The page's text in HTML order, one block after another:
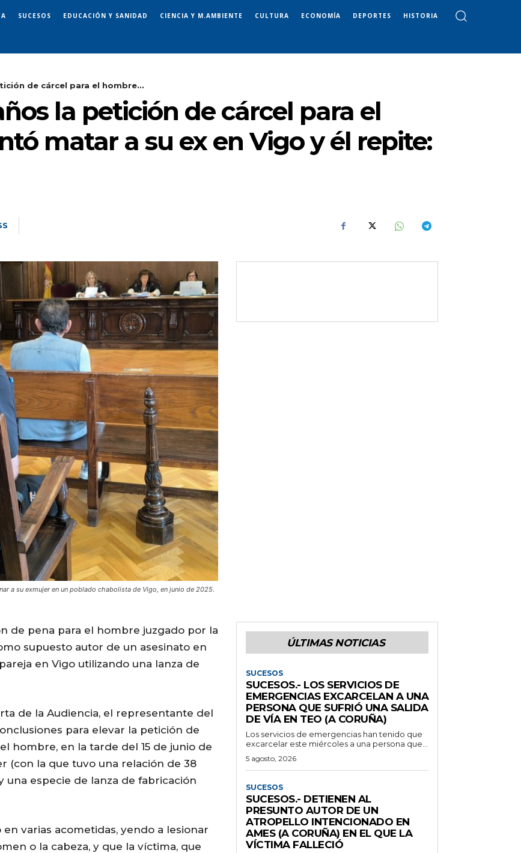
SUCESOS EDUCACIÓN Y SANIDAD CIENCIA Y M.AMBIENTE CULTURA ECONOMÍA DEPORTES HISTORIA
de cárcel para el hombre...
la petición de cárcel para el
matar a su ex en Vigo y él repite:
a su exmujer en un poblado chabolista de Vigo, en junio de 2025.
de pena para el hombre juzgado por la
supuesto autor de un asesinato en
en Vigo utilizando una lanza de
de la Audiencia, el representante del
para elevar la petición de
hombre, en la tarde del 15 de junio de
(con la que tuvo una relación de 38
una especie de lanza de fabricación
varias acometidas, yendo a lesionar
o la cabeza, y que la víctima, que
ÚLTIMAS NOTICIAS
SUCESOS
SUCESOS.- LOS SERVICIOS DE
EMERGENCIAS EXCARCELAN A UNA
PERSONA QUE SUFRIÓ UNA SALIDA
DE VÍA EN TEO (A CORUÑA)
Los servicios de emergencias han tenido que
excarcelar este miércoles a una persona que...
5 agosto, 2026
SUCESOS
SUCESOS.- DETIENEN AL
PRESUNTO AUTOR DE UN
ATROPELLO INTENCIONADO EN
AMES (A CORUÑA) EN EL QUE LA
VÍCTIMA FALLECIÓ